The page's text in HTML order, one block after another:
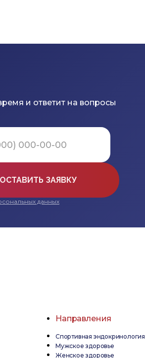
и ответит на вопросы
ОСТАВИТЬ ЗАЯВКУ
данных
Направления
Спортивная эндокринология
Мужское здоровье
Женское здоровье